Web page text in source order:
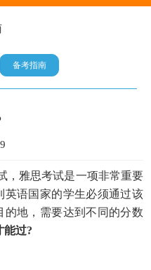
备考指南
，雅思考试是一项非常重要
英语国家的学生必须通过该
地，需要达到不同的分数
能过?